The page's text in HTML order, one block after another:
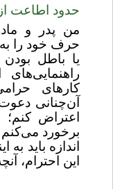
حدود اطاعت
من پدر و
حرف خود را
یا باطل
کارهای
آن‌چنانی
اعتراض کنم؛
برخورد می‌کنم
اندازه باید
این احترام،